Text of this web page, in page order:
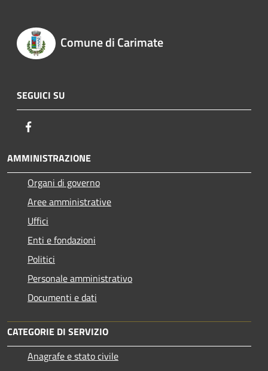
Comune di Carimate
SEGUICI SU
AMMINISTRAZIONE
Organi di governo
Aree amministrative
Uffici
Enti e fondazioni
Politici
Personale amministrativo
Documenti e dati
CATEGORIE DI SERVIZIO
Anagrafe e stato civile